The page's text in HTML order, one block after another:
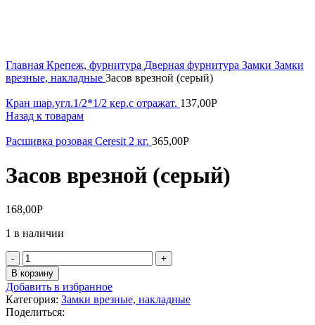
Главная Крепеж, фурнитура Дверная фурнитура Замки Замки
врезные, накладные Засов врезной (серый)
Кран шар.угл.1/2*1/2 кер.с отражат. 137,00Р
Назад к товарам
Расшивка розовая Ceresit 2 кг. 365,00Р
Засов врезной (серый)
168,00Р
1 в наличии
Количество
товара
Засов
врезной
(серый)
В корзину
Добавить в избранное
Категория: Замки врезные, накладные
Поделиться: